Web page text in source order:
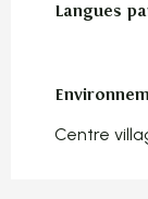
Langues
Langues
Centre